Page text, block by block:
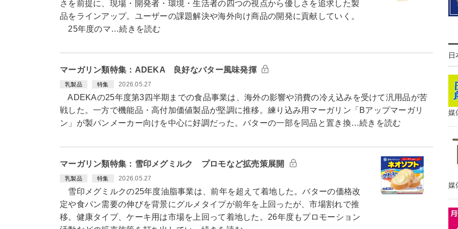
さを前提に、現場・開発者・環境・生活者の四つの視点から優しさを追求した製
品をラインアップ。ユーザーの課題解決や海外向け商品の開発に貢献していく。
25年度のマ…続きを読む
マーガリン類特集：ADEKA 良好なバター風味発揮
乳製品 特集 2026.05.27
ADEKAの25年度第3四半期までの食品事業は、海外の影響や消費の冷え込みを受けて汎用品が苦
戦した。一方で機能品・高付加価値製品が堅調に推移。練り込み用マーガリン「Bアップマーガリ
ン」が製パンメーカー向けを中心に好調だった。バターの一部を同品と置き換…続きを読む
マーガリン類特集：雪印メグミルク プロモなど拡売策展開
乳製品 特集 2026.05.27
雪印メグミルクの25年度油脂事業は、前年を超えて着地した。バターの価格改
定や食パン需要の伸びを背景にグルメタイプが前年を上回ったが、市場割れで推
移。健康タイプ、ケーキ用は市場を上回って着地した。26年度もプロモーション
日
媒
媒